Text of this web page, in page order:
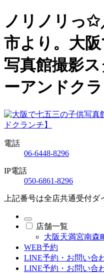
ノリノリっ✩
市より。大
写真館撮影
ーアンドク
電話
06-6448-8296
IP電話
050-6861-8296
上記番号は全店共通受付ダ
店舗一覧
大阪天満宮南森
WEB予約
LINE予約・お問い合
LINE予約・お問い合